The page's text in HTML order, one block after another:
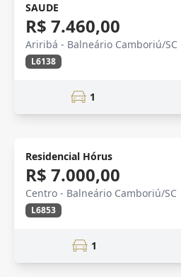
SAUDE
R$ 7.460,00
Ariribá - Balneário Camboriú/SC
L6138
1
Novidade
Residencial Hórus
R$ 7.000,00
Centro - Balneário Camboriú/SC
L6853
1